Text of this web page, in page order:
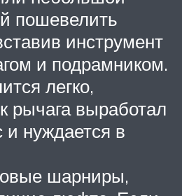
пошевелить
инструмент
и подрамником.
легко,
рычага выработал
и нуждается в
шарниры,